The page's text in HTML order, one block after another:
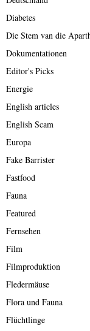
Diabetes
Die Stem van die
Dokumentationen
Editor's Picks
Energie
English articles
English Scam
Europa
Fake Barrister
Fastfood
Fauna
Featured
Fernsehen
Film
Filmproduktion
Fledermäuse
Flora und Fauna
Flüchtlinge